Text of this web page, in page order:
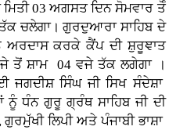
03 ਅਗਸਤ ਦਿਨ ਸੋਮਵਾਰ ਤੋੰ
ਚਲੇਗਾ। ਗੁਰਦੁਆਰਾ ਸਾਹਿਬ ਦੇ
ਕਰਕੇ ਕੈਂਪ ਦੀ ਸ਼ੁਰੂਞਾਤ
ਤੋਂ ਸ਼ਾਮ 04 ਵਜੇ ਤੱਕ ਲਗੇਗਾ ।
ਜਗਦੀਸ਼ ਸਿੰਘ ਜੀ ਸਿਖ ਸੰਦੇਸ਼ਾ
ਧੰਨ ਗੁਰੂ ਗ੍ਰੰਥ ਸਾਹਿਬ ਜੀ ਦੀ
ਲਿਪੀ ਅਤੇ ਪੰਜਾਬੀ ਭਾਸ਼ਾ